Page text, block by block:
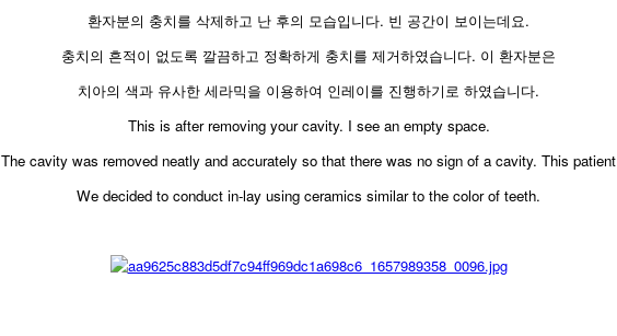
환자분의 충치를 삭제하고 난 후의 모습입니다. 빈 공간이 보이는데요.
충치의 흔적이 없도록 깔끔하고 정확하게 충치를 제거하였습니다. 이 환자분은
치아의 색과 유사한 세라믹을 이용하여 인레이를 진행하기로 하였습니다.
​This is after removing your cavity. I see an empty space.
The cavity was removed neatly and accurately so that there was no sign of a cavity. This patient
We decided to conduct in-lay using ceramics similar to the color of teeth.